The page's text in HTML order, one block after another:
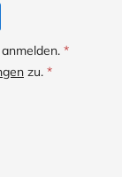
*
zu. *